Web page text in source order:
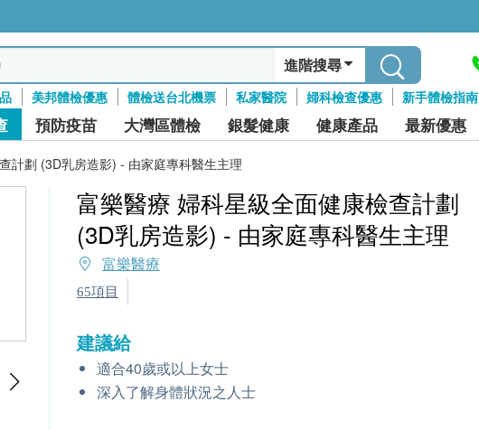
進階搜尋
美邦體檢優惠 體檢送台北機票 私家醫院 婦科檢查優惠 新手體檢指南
預防疫苗 大灣區體檢 銀髮健康 健康產品 最新優惠
計劃 (3D乳房造影) - 由家庭專科醫生主理
富樂醫療 婦科星級全面健康檢查計劃
(3D乳房造影) - 由家庭專科醫生主理
富樂醫療
65項目
建議給
適合40歲或以上女士
深入了解身體狀況之人士